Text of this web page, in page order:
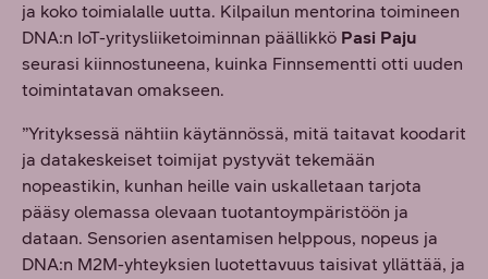
ja koko toimialalle uutta. Kilpailun mentorina toimineen
DNA:n IoT-yritysliiketoiminnan päällikkö Pasi Paju
seurasi kiinnostuneena, kuinka Finnsementti otti uuden
toimintatavan omakseen.
”Yrityksessä nähtiin käytännössä, mitä taitavat koodarit
ja datakeskeiset toimijat pystyvät tekemään
nopeastikin, kunhan heille vain uskalletaan tarjota
pääsy olemassa olevaan tuotantoympäristöön ja
dataan. Sensorien asentamisen helppous, nopeus ja
DNA:n M2M-yhteyksien luotettavuus taisivat yllättää, ja